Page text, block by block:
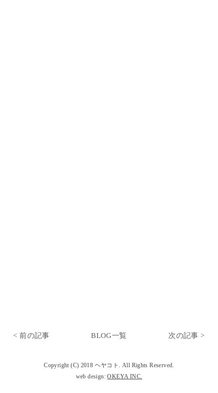
< 前の記事 BLOG一覧 次の記事 >
Copyright (C) 2018 ヘヤコト. All Rights Reserved.
web design:OKEYA INC.